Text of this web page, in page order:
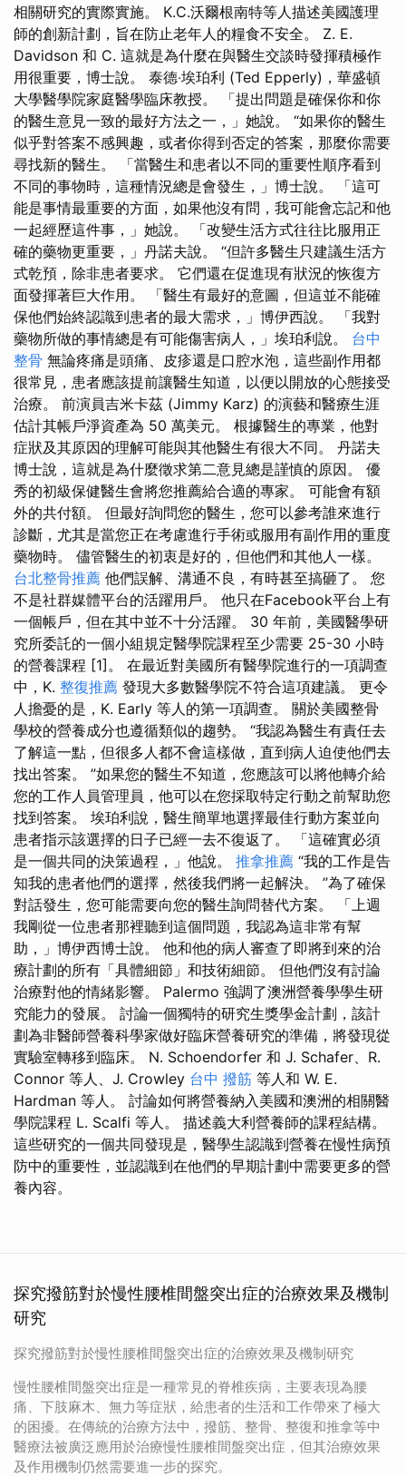
相關研究的實際實施。 K.C.沃爾根南特等人描述美國護理
師的創新計劃，旨在防止老年人的糧食不安全。 Z. E.
Davidson 和 C. 這就是為什麼在與醫生交談時發揮積極作
用很重要，博士說。 泰德‧埃珀利 (Ted Epperly)，華盛頓
大學醫學院家庭醫學臨床教授。 「提出問題是確保你和你
的醫生意見一致的最好方法之一，」她說。 “如果你的醫生
似乎對答案不感興趣，或者你得到否定的答案，那麼你需要
尋找新的醫生。 「當醫生和患者以不同的重要性順序看到
不同的事物時，這種情況總是會發生，」博士說。 「這可
能是事情最重要的方面，如果他沒有問，我可能會忘記和他
一起經歷這件事，」她說。 「改變生活方式往往比服用正
確的藥物更重要，」丹諾夫說。 “但許多醫生只建議生活方
式乾預，除非患者要求。 它們還在促進現有狀況的恢復方
面發揮著巨大作用。 「醫生有最好的意圖，但這並不能確
保他們始終認識到患者的最大需求，」博伊西說。 「我對
藥物所做的事情總是有可能傷害病人，」埃珀利說。 台中
整骨 無論疼痛是頭痛、皮疹還是口腔水泡，這些副作用都
很常見，患者應該提前讓醫生知道，以便以開放的心態接受
治療。 前演員吉米卡茲 (Jimmy Karz) 的演藝和醫療生涯
估計其帳戶淨資產為 50 萬美元。 根據醫生的專業，他對
症狀及其原因的理解可能與其他醫生有很大不同。 丹諾夫
博士說，這就是為什麼徵求第二意見總是謹慎的原因。 優
秀的初級保健醫生會將您推薦給合適的專家。 可能會有額
外的共付額。 但最好詢問您的醫生，您可以參考誰來進行
診斷，尤其是當您正在考慮進行手術或服用有副作用的重度
藥物時。 儘管醫生的初衷是好的，但他們和其他人一樣。
台北整骨推薦 他們誤解、溝通不良，有時甚至搞砸了。 您
不是社群媒體平台的活躍用戶。 他只在Facebook平台上有
一個帳戶，但在其中並不十分活躍。 30 年前，美國醫學研
究所委託的一個小組規定醫學院課程至少需要 25-30 小時
的營養課程 [1]。 在最近對美國所有醫學院進行的一項調查
中，K. 整復推薦 發現大多數醫學院不符合這項建議。 更令
人擔憂的是，K. Early 等人的第一項調查。 關於美國整骨
學校的營養成分也遵循類似的趨勢。 “我認為醫生有責任去
了解這一點，但很多人都不會這樣做，直到病人迫使他們去
找出答案。 ”如果您的醫生不知道，您應該可以將他轉介給
您的工作人員管理員，他可以在您採取特定行動之前幫助您
找到答案。 埃珀利說，醫生簡單地選擇最佳行動方案並向
患者指示該選擇的日子已經一去不復返了。 「這確實必須
是一個共同的決策過程，」他說。 推拿推薦 “我的工作是告
知我的患者他們的選擇，然後我們將一起解決。 ”為了確保
對話發生，您可能需要向您的醫生詢問替代方案。 「上週
我剛從一位患者那裡聽到這個問題，我認為這非常有幫
助，」博伊西博士說。 他和他的病人審查了即將到來的治
療計劃的所有「具體細節」和技術細節。 但他們沒有討論
治療對他的情緒影響。 Palermo 強調了澳洲營養學學生研
究能力的發展。 討論一個獨特的研究生獎學金計劃，該計
劃為非醫師營養科學家做好臨床營養研究的準備，將發現從
實驗室轉移到臨床。 N. Schoendorfer 和 J. Schafer、R.
Connor 等人、J. Crowley 台中 撥筋 等人和 W. E.
Hardman 等人。 討論如何將營養納入美國和澳洲的相關醫
學院課程 L. Scalfi 等人。 描述義大利營養師的課程結構。
這些研究的一個共同發現是，醫學生認識到營養在慢性病預
防中的重要性，並認識到在他們的早期計劃中需要更多的營
養內容。
探究撥筋對於慢性腰椎間盤突出症的治療效果及機制
研究
探究撥筋對於慢性腰椎間盤突出症的治療效果及機制研究
慢性腰椎間盤突出症是一種常見的脊椎疾病，主要表現為腰
痛、下肢麻木、無力等症狀，給患者的生活和工作帶來了極大
的困擾。在傳統的治療方法中，撥筋、整骨、整復和推拿等中
醫療法被廣泛應用於治療慢性腰椎間盤突出症，但其治療效果
及作用機制仍然需要進一步的探究。